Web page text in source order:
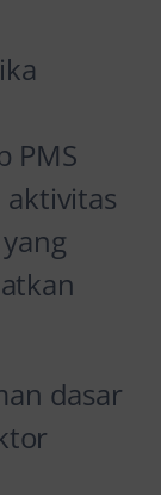
PMS
dasar